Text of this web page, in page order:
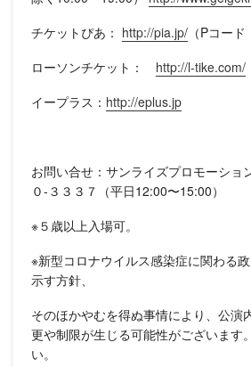
チケットぴあ： http://pia.jp/ （Pコード
ローソンチケット： http://l-tike.com/
イープラス： http://eplus.jp
お問い合せ：サンライズプロモーシ
０-３３３７（平日12:00〜15:00）
※５歳以上入場可。
※新型コロナウイルス感染症に関わる
示す方針、
そのほかやむを得ぬ事情により、公演
更や制限が生じる可能性がございます
い。